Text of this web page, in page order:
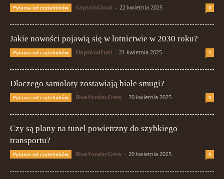
Pytania od czytelników CaptainCloud - 22 kwietnia 2025 0
Jakie nowości pojawią się w lotnictwie w 2030 roku?
Pytania od czytelników FlapsAndFuel - 21 kwietnia 2025 1
Dlaczego samoloty zostawiają białe smugi?
Pytania od czytelników BlueYonderCrew - 20 kwietnia 2025 0
Czy są plany na tunel powietrzny do szybkiego
transportu?
Pytania od czytelników BlueYonderCrew - 20 kwietnia 2025 0